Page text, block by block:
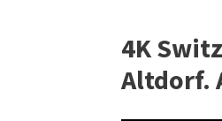
4K
Altdorf.